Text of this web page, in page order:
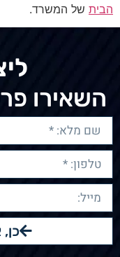
הבית של המשרד.
השאירו